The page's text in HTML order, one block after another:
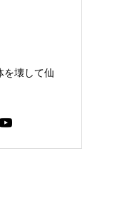
を壊して仙